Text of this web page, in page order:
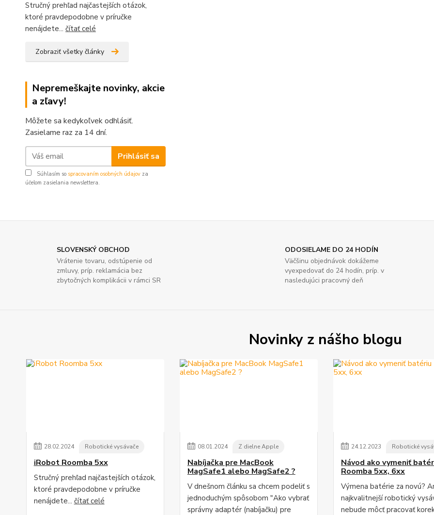
Stručný prehľad najčastejších otázok,
ktoré pravdepodobne v príručke
nenájdete... čítať celé
Zobraziť všetky články
Nepremeškajte novinky, akcie
a zľavy!
Môžete sa kedykoľvek odhlásiť.
Zasielame raz za 14 dní.
Prihlásiť sa
Súhlasím so spracovaním osobných údajov za
účelom zasielania newslettera.
SLOVENSKÝ OBCHOD
Vrátenie tovaru, odstúpenie od
zmluvy, príp. reklamácia bez
zbytočných komplikácii v rámci SR
ODOSIELAME DO 24 HODÍN
Väčšinu objednávok dokážeme
vyexpedovať do 24 hodín, príp. v
nasledujúci pracovný deň
Novinky z nášho blogu
28.02.2024 Robotické vysávače
iRobot Roomba 5xx
Stručný prehľad najčastejších otázok,
ktoré pravdepodobne v príručke
nenájdete... čítať celé
08.01.2024 Z dielne Apple
Nabíjačka pre MacBook
MagSafe1 alebo MagSafe2 ?
V dnešnom článku sa chcem podeliť s
jednoduchým spôsobom "Ako vybrať
správny adaptér (nabíjačku) pre
24.12.2023 Robotické
Návod ako vymeniť
Roomba 5xx, 6xx
Výmena batérie za novú?
najkvalitnejší robotický
nebude môcť pracovať